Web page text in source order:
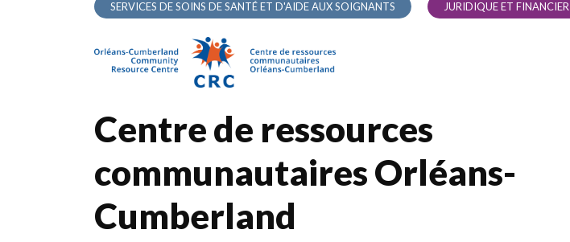
SERVICES DE SOINS DE SANTÉ ET D'AIDE AUX SOIGNANTS
JURIDIQUE ET FINANCIER
Centre de ressources
communautaires Orléans-
Cumberland